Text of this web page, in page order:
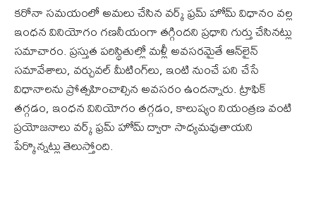
కరోనా సమయంలో అమలు చేసిన వర్క్ ఫ్రమ్ హోమ్ విధానం వల్ల
ఇంధన వినియోగం గణనీయంగా తగ్గిందని ప్రధాని గుర్తు చేసినట్లు
సమాచారం. ప్రస్తుత పరిస్థితుల్లో మళ్లీ అవసరమైతే ఆన్‌లైన్
సమావేశాలు, వర్చువల్ మీటింగ్‌లు, ఇంటి నుంచే పని చేసే
విధానాలను ప్రోత్సహించాల్సిన అవసరం ఉందన్నారు. ట్రాఫిక్
తగ్గడం, ఇంధన వినియోగం తగ్గడం, కాలుష్యం నియంత్రణ వంటి
ప్రయోజనాలు వర్క్ ఫ్రమ్ హోమ్ ద్వారా సాధ్యమవుతాయని
పేర్కొన్నట్లు తెలుస్తోంది.